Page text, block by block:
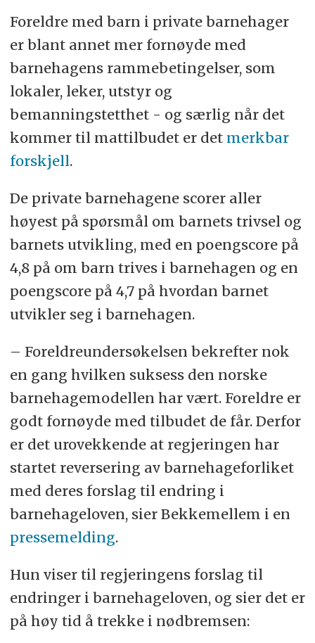
Foreldre med barn i private barnehager
er blant annet mer fornøyde med
barnehagens rammebetingelser, som
lokaler, leker, utstyr og
bemanningstetthet - og særlig når det
kommer til mattilbudet er det merkbar
forskjell.
De private barnehagene scorer aller
høyest på spørsmål om barnets trivsel og
barnets utvikling, med en poengscore på
4,8 på om barn trives i barnehagen og en
poengscore på 4,7 på hvordan barnet
utvikler seg i barnehagen.
– Foreldreundersøkelsen bekrefter nok
en gang hvilken suksess den norske
barnehagemodellen har vært. Foreldre er
godt fornøyde med tilbudet de får. Derfor
er det urovekkende at regjeringen har
startet reversering av barnehageforliket
med deres forslag til endring i
barnehageloven, sier Bekkemellem i en
pressemelding.
Hun viser til regjeringens forslag til
endringer i barnehageloven, og sier det er
på høy tid å trekke i nødbremsen: